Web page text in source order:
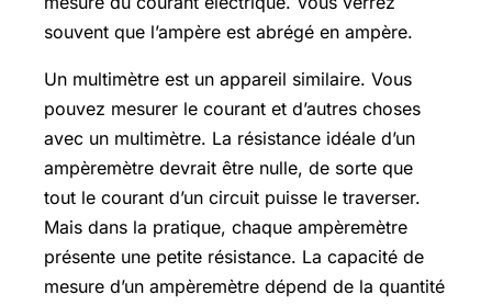
souvent que l’ampère est abrégé en ampère.
Un multimètre est un appareil similaire. Vous
pouvez mesurer le courant et d’autres choses
avec un multimètre. La résistance idéale d’un
ampèremètre devrait être nulle, de sorte que
tout le courant d’un circuit puisse le traverser.
Mais dans la pratique, chaque ampèremètre
présente une petite résistance. La capacité de
mesure d’un ampèremètre dépend de la quantité